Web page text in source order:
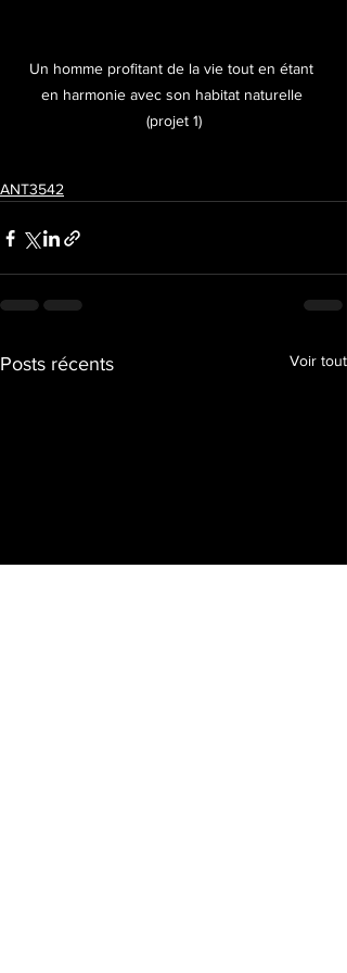
Un homme profitant de la vie tout en étant
en harmonie avec son habitat naturelle
(projet 1)
ANT3542
Posts récents Voir tout